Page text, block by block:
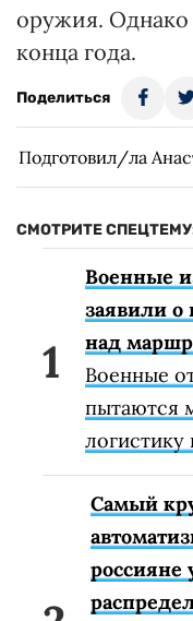
оружия. Однако
конца года.
Поделиться
Подготовил/ла
СМОТРИТЕ
Военные
заявили о
над
Военные
пытаются
Самый